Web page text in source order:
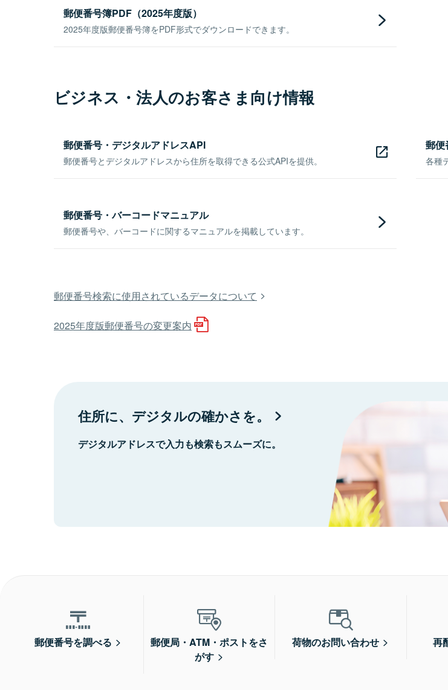
郵便番号簿PDF（2025年度版）
2025年度版郵便番号簿をPDF形式でダウンロードできます。
ビジネス・法人のお客さま向け情報
郵便番号・デジタルアドレスAPI
郵便番号とデジタルアドレスから住所を取得できる公式APIを提供。
郵便
各種
郵便番号・バーコードマニュアル
郵便番号や、バーコードに関するマニュアルを掲載しています。
郵便番号検索に使用されているデータについて
2025年度版郵便番号の変更案内
住所に、デジタルの確かさを。
デジタルアドレスで入力も検索もスムーズに。
郵便番号を調べる
郵便局・ATM・ポストをさ
がす
荷物のお問い合わせ 再